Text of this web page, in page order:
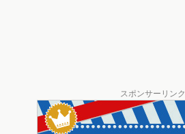
スポンサーリンク